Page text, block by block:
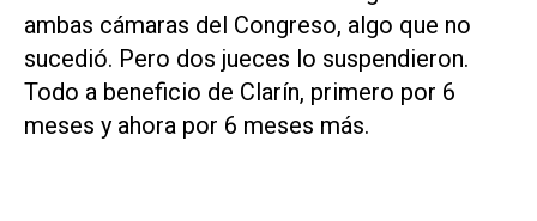
ambas cámaras del Congreso, algo que no
sucedió. Pero dos jueces lo suspendieron.
Todo a beneficio de Clarín, primero por 6
meses y ahora por 6 meses más.